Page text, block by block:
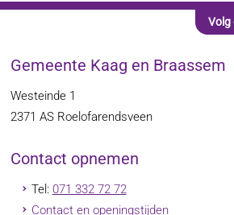
Volg
Gemeente Kaag en Braassem
Westeinde 1
2371 AS Roelofarendsveen
Contact opnemen
Tel: 071 332 72 72
Contact en openingstijden